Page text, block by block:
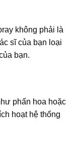
không phải là
sĩ của bạn loại
bạn.
phấn hoa hoặc
hoạt hệ thống